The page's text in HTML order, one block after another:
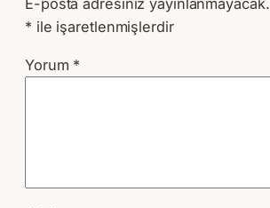
E-posta adresiniz yayınlanmayacak.
* ile işaretlenmişlerdir
Yorum *